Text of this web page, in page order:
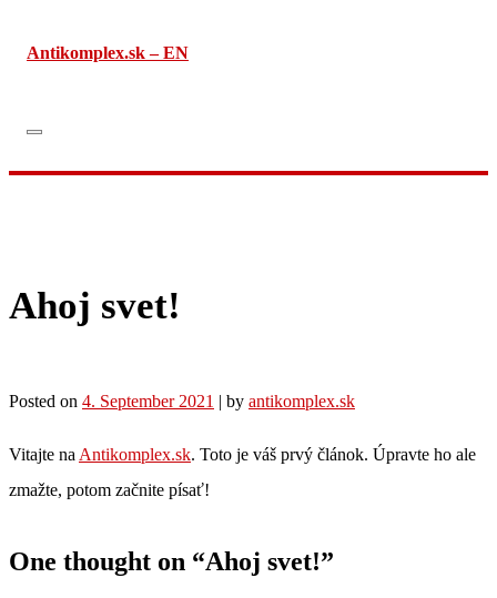
Antikomplex.sk – EN
Ahoj svet!
Posted on 4. September 2021 | by antikomplex.sk
Vitajte na Antikomplex.sk. Toto je váš prvý článok. Úpravte ho ale
zmažte, potom začnite písať!
One thought on “Ahoj svet!”